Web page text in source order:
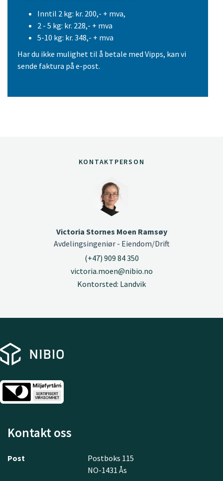
Inntil 2 kg: kr. 200,- + mva,
2 - 5 kg: kr. 228,- + mva
5-10 kg: kr. 348,- + mva
Har du ikke mulighet til å betale med Vipps, kan vi
sende faktura på e-post.
KONTAKTPERSON
Victoria Stornes Moen Ramsøy
Avdelingsingeniør - Eiendom/Drift
(+47) 909 84 350
victoria.moen@nibio.no
Kontorsted: Landvik
Kontakt oss
Post
Postboks 115
NO-1431 Ås